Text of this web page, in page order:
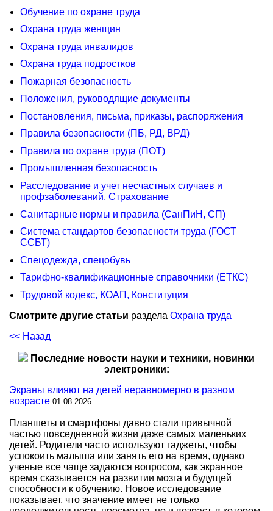
Обучение по охране труда
Охрана труда женщин
Охрана труда инвалидов
Охрана труда подростков
Пожарная безопасность
Положения, руководящие документы
Постановления, письма, приказы, распоряжения
Правила безопасности (ПБ, РД, ВРД)
Правила по охране труда (ПОТ)
Промышленная безопасность
Расследование и учет несчастных случаев и
профзаболеваний. Страхование
Санитарные нормы и правила (СанПиН, СП)
Система стандартов безопасности труда (ГОСТ
ССБТ)
Спецодежда, спецобувь
Тарифно-квалификационные справочники (ЕТКС)
Трудовой кодекс, КОАП, Конституция
Смотрите другие статьи раздела Охрана труда
<< Назад
Последние новости науки и техники, новинки
электроники:
Экраны влияют на детей неравномерно в разном
возрасте 01.08.2026
Планшеты и смартфоны давно стали привычной
частью повседневной жизни даже самых маленьких
детей. Родители часто используют гаджеты, чтобы
успокоить малыша или занять его на время, однако
ученые все чаще задаются вопросом, как экранное
время сказывается на развитии мозга и будущей
способности к обучению. Новое исследование
показывает, что значение имеет не только